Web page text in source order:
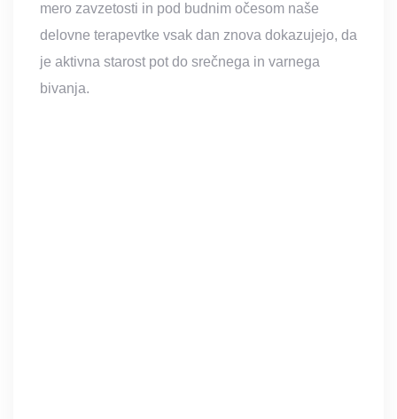
mero zavzetosti in pod budnim očesom naše
delovne terapevtke vsak dan znova dokazujejo, da
je aktivna starost pot do srečnega in varnega
bivanja.